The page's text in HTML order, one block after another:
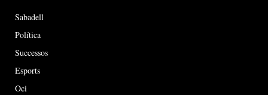
Sabadell
Política
Successos
Esports
Oci